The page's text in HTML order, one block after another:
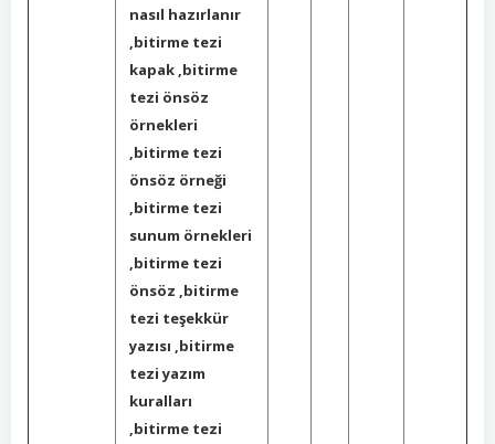
nasıl hazırlanır
,bitirme tezi
kapak ,bitirme
tezi önsöz
örnekleri
,bitirme tezi
önsöz örneği
,bitirme tezi
sunum örnekleri
,bitirme tezi
önsöz ,bitirme
tezi teşekkür
yazısı ,bitirme
tezi yazım
kuralları
,bitirme tezi